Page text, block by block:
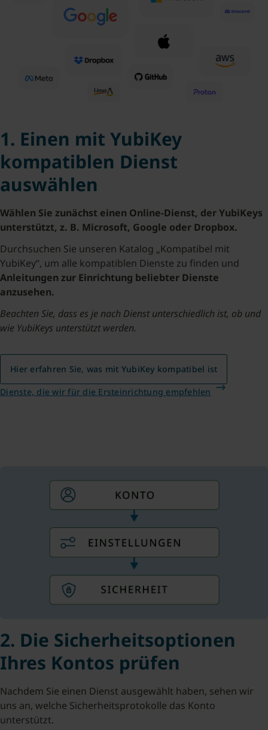
1. Einen mit YubiKey
kompatiblen Dienst
auswählen
Wählen Sie zunächst einen Online-Dienst, der YubiKeys
unterstützt, z. B. Microsoft, Google oder Dropbox.
Durchsuchen Sie unseren Katalog „Kompatibel mit
YubiKey“, um alle kompatiblen Dienste zu finden und
Anleitungen zur Einrichtung beliebter Dienste
anzusehen.
Beachten Sie, dass es je nach Dienst unterschiedlich ist, ob und
wie YubiKeys unterstützt werden.
Hier erfahren Sie, was mit YubiKey kompatibel ist
Dienste, die wir für die Ersteinrichtung empfehlen
2. Die Sicherheitsoptionen
Ihres Kontos prüfen
Nachdem Sie einen Dienst ausgewählt haben, sehen wir
uns an, welche Sicherheitsprotokolle das Konto
unterstützt.